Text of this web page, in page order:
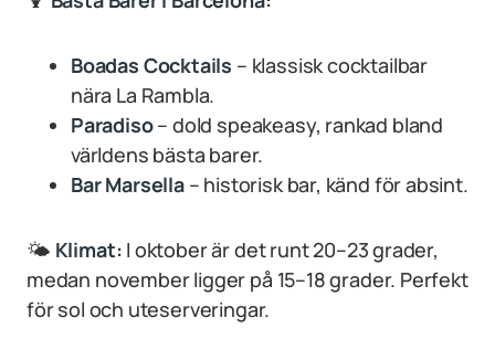
Boadas Cocktails – klassisk cocktailbar
nära La Rambla.
Paradiso– dold speakeasy, rankad bland
världens bästa barer.
Bar Marsella– historisk bar, känd för absint.
🌤 Klimat: I oktober är det runt 20–23 grader,
medan november ligger på 15–18 grader. Perfekt
för sol och uteserveringar.